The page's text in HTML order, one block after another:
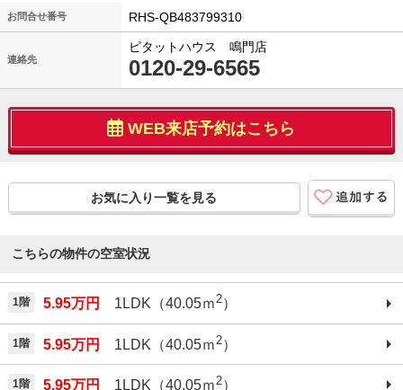
お問合せ番号 RHS-QB483799310
連絡先
ピタットハウス 鳴門店
0120-29-6565
WEB来店予約はこちら
お気に入り一覧を見る
こちらの物件の空室状況
1階 5.95万円 1LDK（40.05ｍ2）
1階 5.95万円 1LDK（40.05ｍ 2）
1階 5.95万円 1LDK（40.05ｍ 2）